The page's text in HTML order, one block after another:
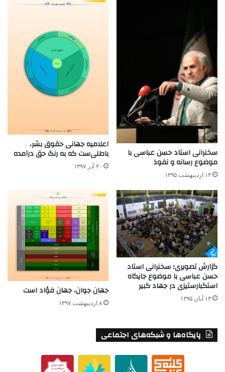
سخنرانی استاد حسن عباسی با
موضوع رسانه و نفوذ
۱۴ اردیبهشت ۱۳۹۵
اعلامیه جهانی حقوق بشر،
باطلی‌ست که به رنگ حق درآمده
۲۰ آذر ۱۳۹۷
گزارش تصویری؛ سخنرانی استاد
حسن عباسی با موضوع جایگاه
استکبارستیزی در جهاد کبیر
۱۳ آبان ۱۳۹۵
جهان جوان، جهان فؤاد است
۸ اردیبهشت ۱۳۹۷
پایگاه‌ها و شبکه‌های اجتماعی